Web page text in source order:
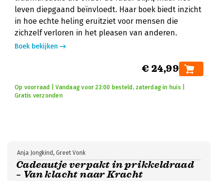
leven diepgaand beïnvloedt. Haar boek biedt inzicht
in hoe echte heling eruitziet voor mensen die
zichzelf verloren in het pleasen van anderen.
Boek bekijken
€ 24,99
Op voorraad | Vandaag voor 23:00 besteld, zaterdag in huis |
Gratis verzonden
Cadeautje verpakt in prikkeldraad
– Van klacht naar Kracht
Anja Jongkind, Greet Vonk